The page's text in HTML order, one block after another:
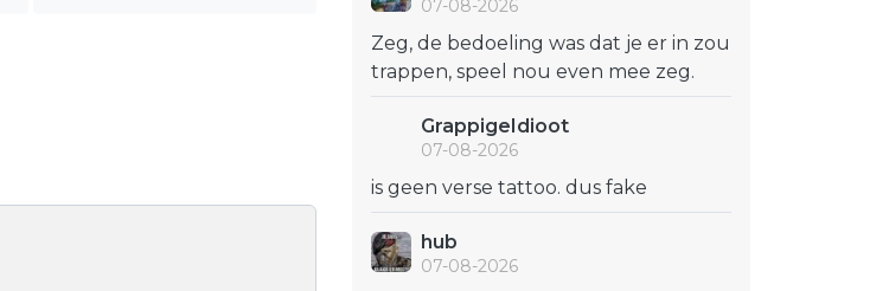
07-08-2026
Zeg, de bedoeling was dat je er in zou
trappen, speel nou even mee zeg.
GrappigeIdioot
07-08-2026
is geen verse tattoo. dus fake
hub
07-08-2026